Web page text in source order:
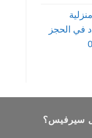
في الحجز
سيرفيس؟